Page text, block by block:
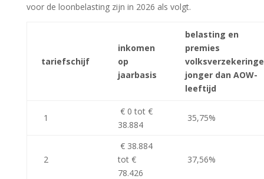
voor de loonbelasting zijn in 2026 als volgt.
tariefschijf
inkomen
op
jaarbasis
belasting en
premies
jonger dan AOW-
leeftijd
1
€ 0 tot €
38.884
35,75%
2
€ 38.884
tot €
78.426
37,56%